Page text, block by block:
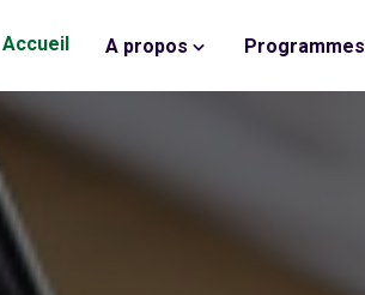
Accueil A propos Programmes